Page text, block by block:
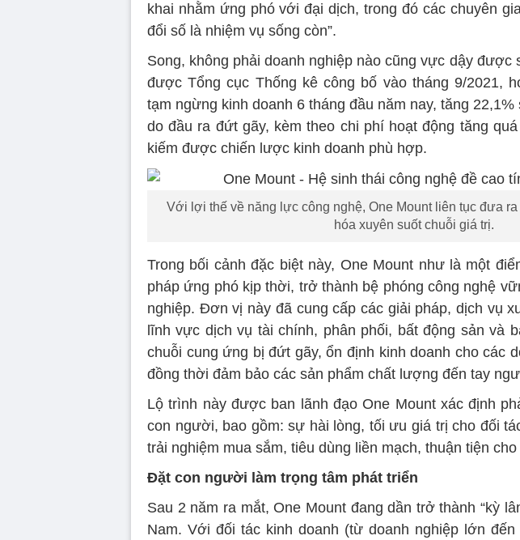
khai nhằm ứng phó với đại dịch, trong đó các chuyên
đổi số là nhiệm vụ sống còn”.
Song, không phải doanh nghiệp nào cũng vực dậy được
được Tổng cục Thống kê công bố vào tháng 9/2021,
tạm ngừng kinh doanh 6 tháng đầu năm nay, tăng
do đầu ra đứt gãy, kèm theo chi phí hoạt động tăng
kiếm được chiến lược kinh doanh phù hợp.
Với lợi thế về năng lực công nghệ, One Mount liên tục đưa
hóa xuyên suốt chuỗi giá trị.
Trong bối cảnh đặc biệt này, One Mount như là một
pháp ứng phó kịp thời, trở thành bệ phóng công nghệ
nghiệp. Đơn vị này đã cung cấp các giải pháp, dịch vụ
lĩnh vực dịch vụ tài chính, phân phối, bất động sản và
chuỗi cung ứng bị đứt gãy, ổn định kinh doanh cho các
đồng thời đảm bảo các sản phẩm chất lượng đến tay
Lộ trình này được ban lãnh đạo One Mount xác định
con người, bao gồm: sự hài lòng, tối ưu giá trị cho đối
trải nghiệm mua sắm, tiêu dùng liền mạch, thuận tiện
Đặt con người làm trọng tâm phát triển
Sau 2 năm ra mắt, One Mount đang dần trở thành “kỳ
Nam. Với đối tác kinh doanh (từ doanh nghiệp lớn